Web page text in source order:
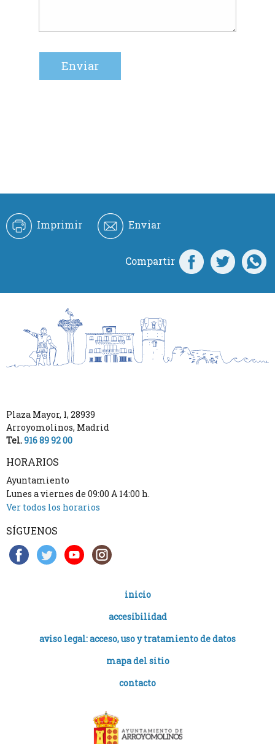
Imprimir Enviar
Compartir
Plaza Mayor, 1, 28939
Arroyomolinos, Madrid
Tel.916 89 92 00
HORARIOS
Ayuntamiento
Lunes a viernes de 09:00 A 14:00 h.
Ver todos los horarios
SÍGUENOS
inicio
accesibilidad
aviso legal: acceso, uso y tratamiento de datos
mapa del sitio
contacto